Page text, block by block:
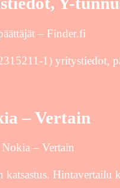
– Finder.fi
1) yritystiedot,
– Vertain
– Vertain